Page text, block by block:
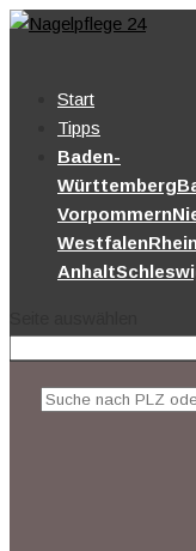
Start
Tipps
Baden-
Württemberg
Vorpommern
Westfalen
Anhalt